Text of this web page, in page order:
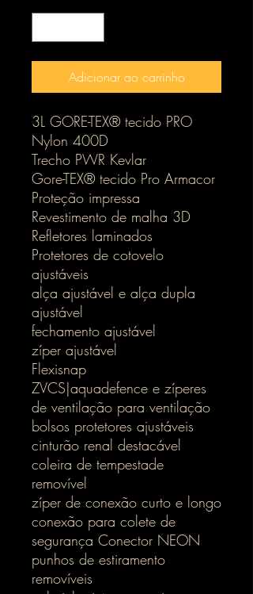
Adicionar ao carrinho
3L GORE-TEX® tecido PRO
Nylon 400D
Trecho PWR Kevlar
Gore-TEX® tecido Pro Armacor
Proteção impressa
Revestimento de malha 3D
Refletores laminados
Protetores de cotovelo
ajustáveis
alça ajustável e alça dupla
ajustável
fechamento ajustável
zíper ajustável
Flexisnap
ZVCS|aquadefence e zíperes
de ventilação para ventilação
bolsos protetores ajustáveis
cinturão renal destacável
coleira de tempestade
removível
zíper de conexão curto e longo
conexão para colete de
segurança Conector NEON
punhos de estiramento
removíveis